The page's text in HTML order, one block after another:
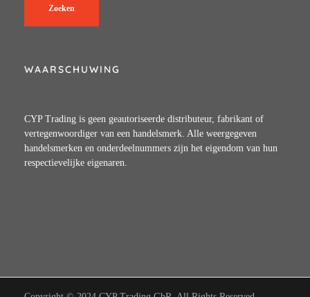
Zoeken
WAARSCHUWING
CYP Trading is geen geautoriseerde distributeur, fabrikant of
vertegenwoordiger van een handelsmerk. Alle weergegeven
handelsmerken en onderdeelnummers zijn het eigendom van hun
respectievelijke eigenaren.